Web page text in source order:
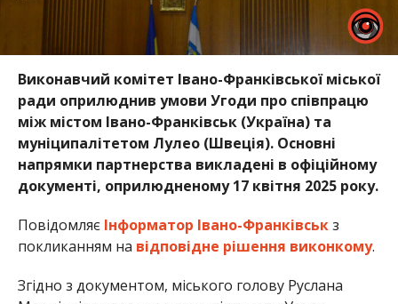
Виконавчий комітет Івано-Франківської міської
ради оприлюднив умови Угоди про співпрацю
між містом Івано-Франківськ (Україна) та
муніципалітетом Лулео (Швеція). Основні
напрямки партнерства викладені в офіційному
документі, оприлюдненому 17 квітня 2025 року.
Повідомляє Інформатор Івано-Франківськз
покликанням на відповідне рішення виконкому.
Згідно з документом, міського голову Руслана